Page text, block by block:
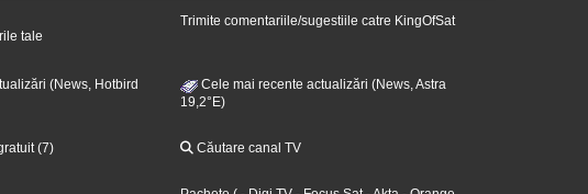
tale
Trimite comentariile/sugestiile catre KingOfSat
(News, Hotbird
Cele mai recente actualizări (News, Astra
19,2°E)
(7) Căutare canal TV